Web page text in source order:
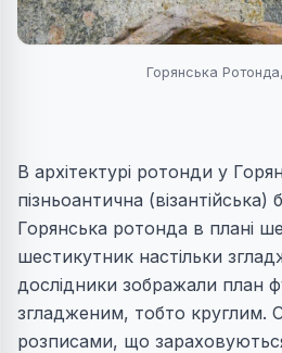
Горянська
В архітектурі ротонди у
пізньоантична (візантійська)
Горянська ротонда в плані
шестикутник настільки
дослідники зображали план
згладженим, тобто круглим.
розписами, що